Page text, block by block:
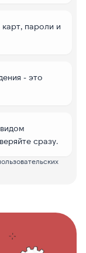
пароли и
- это
сразу.